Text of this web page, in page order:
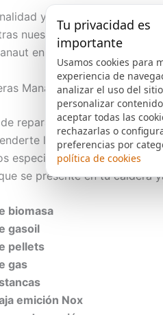
y nuestro gran servicio
nuestra asistencia, sea
en Don Benito destaca
Manaut en Don Benito
reparación Calderas
las 24 horas se ha
especialistas se hallan
se presente en tu caldera
biomasa
gasoil
pellets
gas
emición Nox
Tu privacidad es
importante
Usamos cookies para
experiencia de
analizar el uso del
personalizar
aceptar todas las
rechazarlas o
preferencias por
política de cookies